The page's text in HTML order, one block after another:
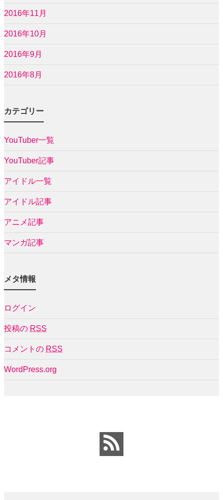
2016年11月
2016年10月
2016年9月
2016年8月
カテゴリー
YouTuber一覧
YouTuber記事
アイドル一覧
アイドル記事
アニメ記事
マンガ記事
メタ情報
ログイン
投稿の RSS
コメントの RSS
WordPress.org